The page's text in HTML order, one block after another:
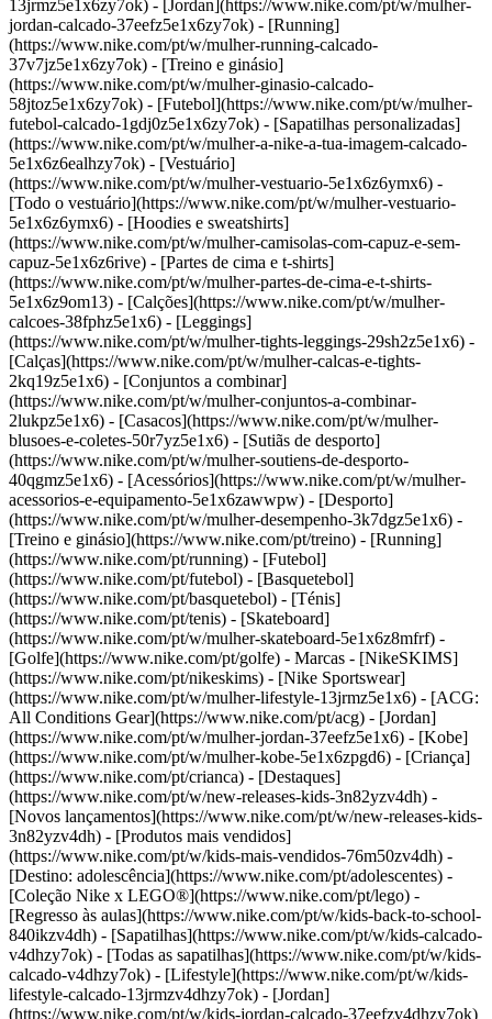
13jrmz5e1x6zy7ok) - [Jordan](https://www.nike.com/pt/w/mulher-
jordan-calcado-37eefz5e1x6zy7ok) - [Running]
(https://www.nike.com/pt/w/mulher-running-calcado-
37v7jz5e1x6zy7ok) - [Treino e ginásio]
(https://www.nike.com/pt/w/mulher-ginasio-calcado-
58jtoz5e1x6zy7ok) - [Futebol](https://www.nike.com/pt/w/mulher-
futebol-calcado-1gdj0z5e1x6zy7ok) - [Sapatilhas personalizadas]
(https://www.nike.com/pt/w/mulher-a-nike-a-tua-imagem-calcado-
5e1x6z6ealhzy7ok) - [Vestuário]
(https://www.nike.com/pt/w/mulher-vestuario-5e1x6z6ymx6) -
[Todo o vestuário](https://www.nike.com/pt/w/mulher-vestuario-
5e1x6z6ymx6) - [Hoodies e sweatshirts]
(https://www.nike.com/pt/w/mulher-camisolas-com-capuz-e-sem-
capuz-5e1x6z6rive) - [Partes de cima e t-shirts]
(https://www.nike.com/pt/w/mulher-partes-de-cima-e-t-shirts-
5e1x6z9om13) - [Calções](https://www.nike.com/pt/w/mulher-
calcoes-38fphz5e1x6) - [Leggings]
(https://www.nike.com/pt/w/mulher-tights-leggings-29sh2z5e1x6) -
[Calças](https://www.nike.com/pt/w/mulher-calcas-e-tights-
2kq19z5e1x6) - [Conjuntos a combinar]
(https://www.nike.com/pt/w/mulher-conjuntos-a-combinar-
2lukpz5e1x6) - [Casacos](https://www.nike.com/pt/w/mulher-
blusoes-e-coletes-50r7yz5e1x6) - [Sutiãs de desporto]
(https://www.nike.com/pt/w/mulher-soutiens-de-desporto-
40qgmz5e1x6) - [Acessórios](https://www.nike.com/pt/w/mulher-
acessorios-e-equipamento-5e1x6zawwpw) - [Desporto]
(https://www.nike.com/pt/w/mulher-desempenho-3k7dgz5e1x6) -
[Treino e ginásio](https://www.nike.com/pt/treino) - [Running]
(https://www.nike.com/pt/running) - [Futebol]
(https://www.nike.com/pt/futebol) - [Basquetebol]
(https://www.nike.com/pt/basquetebol) - [Ténis]
(https://www.nike.com/pt/tenis) - [Skateboard]
(https://www.nike.com/pt/w/mulher-skateboard-5e1x6z8mfrf) -
[Golfe](https://www.nike.com/pt/golfe) - Marcas - [NikeSKIMS]
(https://www.nike.com/pt/nikeskims) - [Nike Sportswear]
(https://www.nike.com/pt/w/mulher-lifestyle-13jrmz5e1x6) - [ACG:
All Conditions Gear](https://www.nike.com/pt/acg) - [Jordan]
(https://www.nike.com/pt/w/mulher-jordan-37eefz5e1x6) - [Kobe]
(https://www.nike.com/pt/w/mulher-kobe-5e1x6zpgd6) - [Criança]
(https://www.nike.com/pt/crianca) - [Destaques]
(https://www.nike.com/pt/w/new-releases-kids-3n82yzv4dh) -
[Novos lançamentos](https://www.nike.com/pt/w/new-releases-kids-
3n82yzv4dh) - [Produtos mais vendidos]
(https://www.nike.com/pt/w/kids-mais-vendidos-76m50zv4dh) -
[Destino: adolescência](https://www.nike.com/pt/adolescentes) -
[Coleção Nike x LEGO®](https://www.nike.com/pt/lego) -
[Regresso às aulas](https://www.nike.com/pt/w/kids-back-to-school-
840ikzv4dh) - [Sapatilhas](https://www.nike.com/pt/w/kids-calcado-
v4dhzy7ok) - [Todas as sapatilhas](https://www.nike.com/pt/w/kids-
calcado-v4dhzy7ok) - [Lifestyle](https://www.nike.com/pt/w/kids-
lifestyle-calcado-13jrmzv4dhzy7ok) - [Jordan]
(https://www.nike.com/pt/w/kids-jordan-calcado-37eefzv4dhzy7ok)